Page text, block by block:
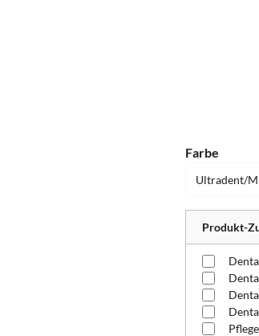
Farbe
Produkt-